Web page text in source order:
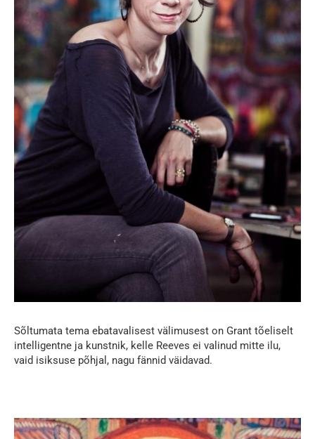
Sõltumata tema ebatavalisest välimusest on Grant tõeliselt
intelligentne ja kunstnik, kelle Reeves ei valinud mitte ilu,
vaid isiksuse põhjal, nagu fännid väidavad.